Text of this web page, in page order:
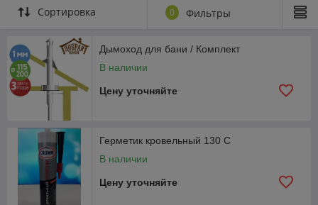
Сортировка 0 Фильтры
Дымоход для бани / Комплект
В наличии
Цену уточняйте
Герметик кровельный 130 С
В наличии
Цену уточняйте